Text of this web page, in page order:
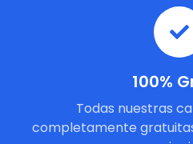
100%
Todas nuestras
completamente